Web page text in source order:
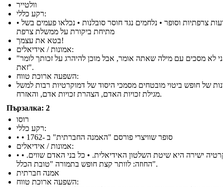
וולטייר
רקע כללי:
• הוגה דעות צרפתיות וסופר • נלחמים נגד חוסר סובלנות • נכלאו פעמים בשל
מתיחת ביקורת על ממשלת צרפת
בטא את עצמך!
אמונות / אידיאלים:
"אני לא מסכים עם מילה שאתה אומר, אבל מוכן להיהרג על זכותך לומר
זאת".
השפעה ארוכת טווח:
של חופש ביטוי מובטחים מסמכי היסוד של דמוקרטיות רבות למשל
מגילת זכויות האדם, הצהרת זכויות אדם, והאזרח.
Пързалка: 2
רוסו
רקע כללי:
• • סופר שוויצרי פורסם "האמנה החברתית" ב -1762
אמונות / אידיאלים:
• דמוקרטיה ישירה היא שיטת השלטון האידיאלית. • כל בני האדם שווים. •
החוזה: לוותר קצת חופש בתמורה "טובת הכלל".
אמנה חברתית
השפעה ארוכת טווח: